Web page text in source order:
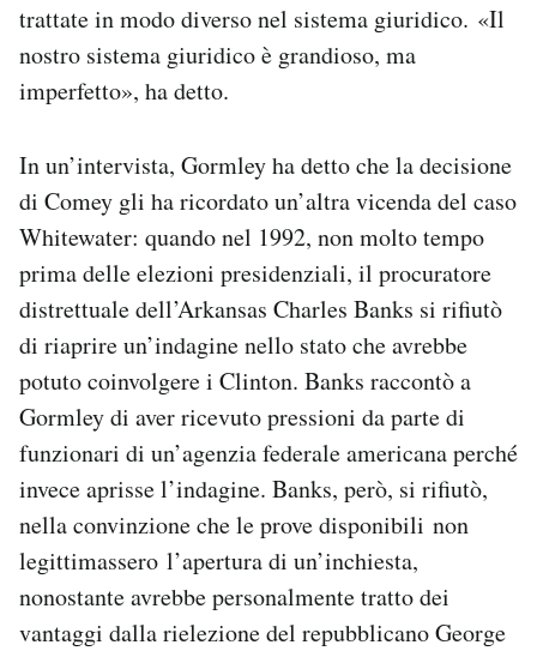
trattate in modo diverso nel sistema giuridico. «Il
nostro sistema giuridico è grandioso, ma
imperfetto», ha detto.
In un’intervista, Gormley ha detto che la decisione
di Comey gli ha ricordato un’altra vicenda del caso
Whitewater: quando nel 1992, non molto tempo
prima delle elezioni presidenziali, il procuratore
distrettuale dell’Arkansas Charles Banks si rifiutò
di riaprire un’indagine nello stato che avrebbe
potuto coinvolgere i Clinton. Banks raccontò a
Gormley di aver ricevuto pressioni da parte di
funzionari di un’agenzia federale americana perché
invece aprisse l’indagine. Banks, però, si rifiutò,
nella convinzione che le prove disponibili non
legittimassero l’apertura di un’inchiesta,
nonostante avrebbe personalmente tratto dei
vantaggi dalla rielezione del repubblicano George